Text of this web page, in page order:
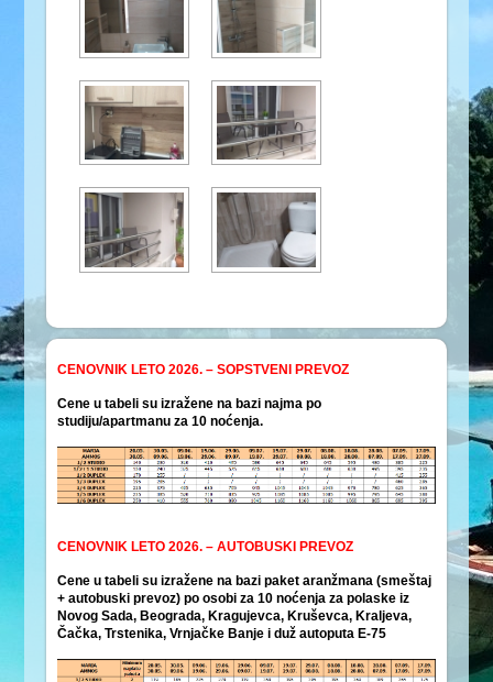
CENOVNIK LETO 2026. – SOPSTVENI PREVOZ
Cene u tabeli su izražene na bazi najma po
studiju/apartmanu za 10 noćenja.
CENOVNIK LETO 2026. – AUTOBUSKI PREVOZ
Cene u tabeli su izražene na bazi paket aranžmana (smeštaj
+ autobuski prevoz) po osobi za 10 noćenja za polaske iz
Novog Sada, Beograda, Kragujevca, Kruševca, Kraljeva,
Čačka, Trstenika, Vrnjačke Banje i duž autoputa E-75